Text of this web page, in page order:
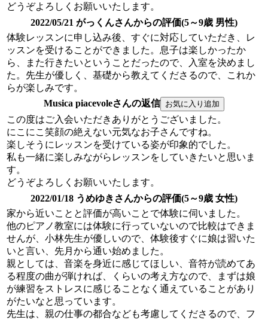
どうぞよろしくお願いいたします。
2022/05/21 がっくんさんからの評価(5～9歳 男性)
体験レッスンに申し込み後、すぐに対応していただき、レ
ッスンを受けることができました。息子は楽しかったか
ら、また行きたいということだったので、入室を決めまし
た。先生が優しく、基礎から教えてくださるので、これか
らが楽しみです。
Musica piacevoleさんの返信
この度はご入会いただきありがとうございました。
にこにこ笑顔の絶えない元気なお子さんですね。
楽しそうにレッスンを受けている姿が印象的でした。
私も一緒に楽しみながらレッスンをしていきたいと思いま
す。
どうぞよろしくお願いいたします。
2022/01/18 うめゆきさんからの評価(5～9歳 女性)
家から近いことと評価が高いことで体験に伺いました。
他のピアノ教室には体験に行っていないので比較はできま
せんが、小林先生が優しいので、体験後すぐに娘は習いた
いと言い、先月から通い始めました。
親としては、音楽を身近に感じてほしい、音符が読めてあ
る程度の曲が弾ければ、くらいの考え方なので、まずは娘
が練習をストレスに感じることなく通えていることがあり
がたいなと思っています。
先生は、親の仕事の都合なども考慮してくださるので、フ